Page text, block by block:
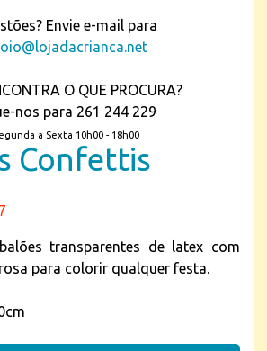
Envie e-mail para
O QUE PROCURA?
nos para 261 244 229
a Sexta 10h00 - 18h00
Confettis
transparentes de latex com
para colorir qualquer festa.